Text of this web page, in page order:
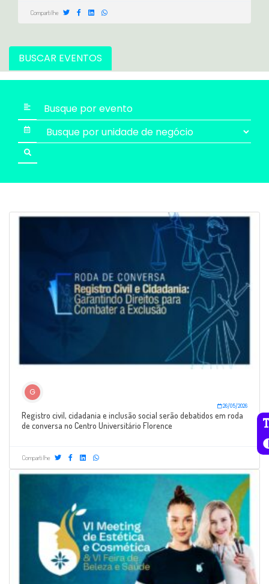
Compartilhe
BUSCAR EVENTOS
G
26/05/2026
Registro civil, cidadania e inclusão social serão debatidos em roda
de conversa no Centro Universitário Florence
Compartilhe